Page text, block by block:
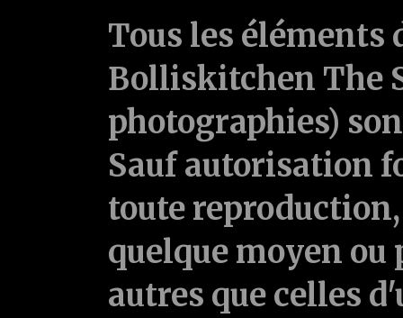
Tous les
Bolliskitchen The
photographies)
Sauf autorisation
toute
quelque moyen ou
autres que celles